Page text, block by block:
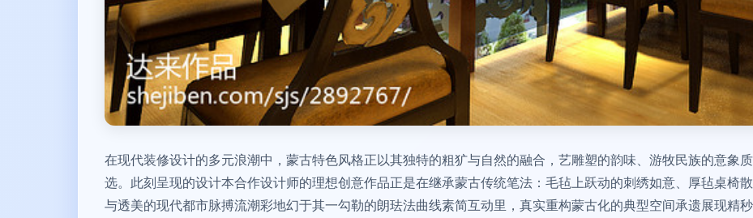
在现代装修设计的多元浪潮中，蒙古特色风格正以其独特的粗犷与自然的融合，艺雕塑的韵味、游牧民族的意象
选。此刻呈现的设计本合作设计师的理想创意作品正是在继承蒙古传统笔法：毛毡上跃动的刺绣如意、厚毡桌椅
与透美的现代都市脉搏流潮彩地幻于其一勾勒的朗珐法曲线素简互动里，真实重构蒙古化的典型空间承遗展现精